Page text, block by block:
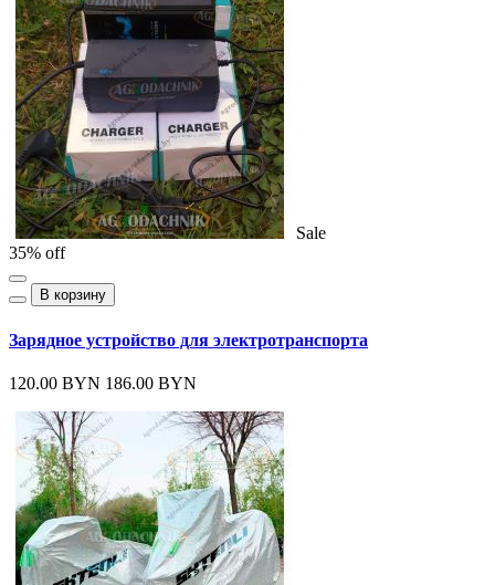
Sale
35% off
В корзину
Зарядное устройство для электротранспорта
120.00 BYN 186.00 BYN